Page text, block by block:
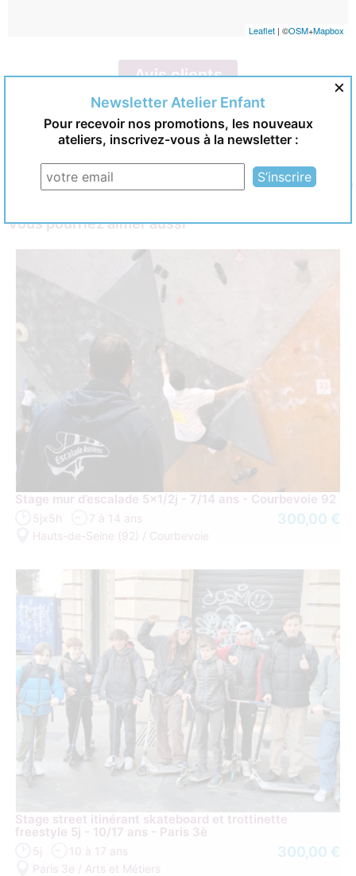
Leaflet | ©OSM+Mapbox
Avis clients
8 / 10
Avis soumis à un contrôle
Les avis sont donnés par les clients AtelierEnfant qui ont participé à
Vous pourriez aimer aussi
Stage mur d’escalade 5x1/2j - 7/14 ans - Courbevoie 92
5jx5h
7 à 14 ans
Hauts-de-Seine (92) / Courbevoie
300,00 €
Stage street itinérant skateboard et trottinette
freestyle 5j - 10/17 ans - Paris 3è
5j
10 à 17 ans
Paris 3e / Arts et Métiers
300,00 €
Newsletter Atelier Enfant
Pour recevoir nos promotions, les nouveaux
ateliers, inscrivez-vous à la newsletter :
×